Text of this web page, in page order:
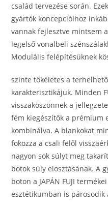
család tervezése során.
gyártók koncepcióihoz
vannak fejlesztve mintsem
legelső vonalbeli
Modulális felépítésüknek
szinte tökéletes a
karakterisztikájuk. Minden
visszaköszönnek a
fém kiegészítők a prémium
kombinálva. A blankokat
fokozza a csali felől
nagyon sok súlyt meg
botok súly elosztásának. A
boton a JAPÁN FUJI
esztétikumban is párosodik